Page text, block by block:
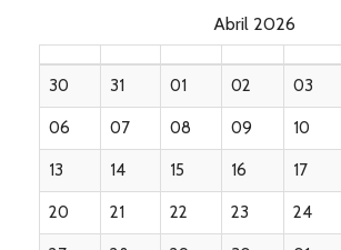
Abril 2026
30 31 01 02 03
06 07 08 09 10
13 14 15 16 17
20 21 22 23 24